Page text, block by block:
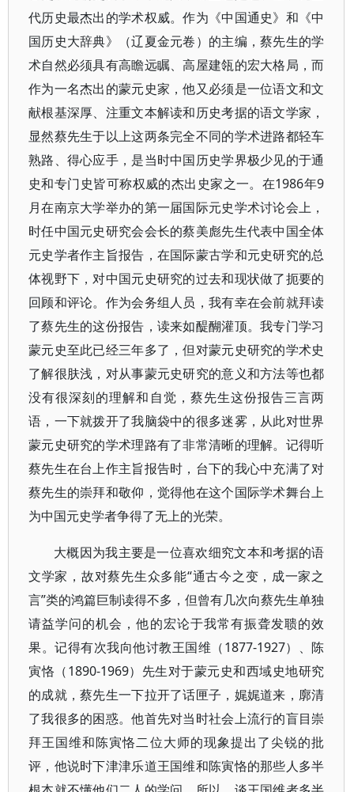
代历史最杰出的学术权威。作为《中国通史》和《中
国历史大辞典》（辽夏金元卷）的主编，蔡先生的学
术自然必须具有高瞻远瞩、高屋建瓴的宏大格局，而
作为一名杰出的蒙元史家，他又必须是一位语文和文
献根基深厚、注重文本解读和历史考据的语文学家，
显然蔡先生于以上这两条完全不同的学术进路都轻车
熟路、得心应手，是当时中国历史学界极少见的于通
史和专门史皆可称权威的杰出史家之一。在1986年9
月在南京大学举办的第一届国际元史学术讨论会上，
时任中国元史研究会会长的蔡美彪先生代表中国全体
元史学者作主旨报告，在国际蒙古学和元史研究的总
体视野下，对中国元史研究的过去和现状做了扼要的
回顾和评论。作为会务组人员，我有幸在会前就拜读
了蔡先生的这份报告，读来如醍醐灌顶。我专门学习
蒙元史至此已经三年多了，但对蒙元史研究的学术史
了解很肤浅，对从事蒙元史研究的意义和方法等也都
没有很深刻的理解和自觉，蔡先生这份报告三言两
语，一下就拨开了我脑袋中的很多迷雾，从此对世界
蒙元史研究的学术理路有了非常清晰的理解。记得听
蔡先生在台上作主旨报告时，台下的我心中充满了对
蔡先生的崇拜和敬仰，觉得他在这个国际学术舞台上
为中国元史学者争得了无上的光荣。
大概因为我主要是一位喜欢细究文本和考据的语
文学家，故对蔡先生众多能“通古今之变，成一家之
言”类的鸿篇巨制读得不多，但曾有几次向蔡先生单独
请益学问的机会，他的宏论于我常有振聋发聩的效
果。记得有次我向他讨教王国维（1877-1927）、陈
寅恪（1890-1969）先生对于蒙元史和西域史地研究
的成就，蔡先生一下拉开了话匣子，娓娓道来，廓清
了我很多的困惑。他首先对当时社会上流行的盲目崇
拜王国维和陈寅恪二位大师的现象提出了尖锐的批
评，他说时下津津乐道王国维和陈寅恪的那些人多半